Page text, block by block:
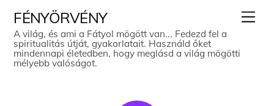
content
FÉNYÖRVÉNY
A világ, és ami a Fátyol mögött van... Fedezd fel a
spiritualitás útját, gyakorlatait. Használd őket
mindennapi életedben, hogy meglásd a világ mögötti
mélyebb valóságot.